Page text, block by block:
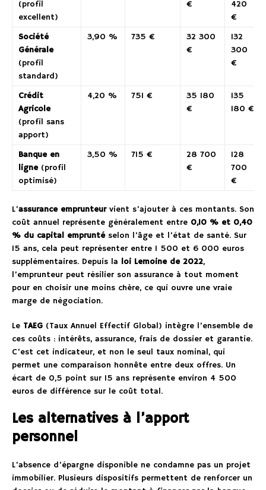
(profil
excellent)
€
420
€
Société
Générale
(profil
standard)
3,90 % 735 €
32 300
€
132
300
€
Crédit
Agricole
(profil sans
apport)
4,20 % 751 €
35 180
€
135
180 €
Banque en
ligne(profil
optimisé)
3,50 % 715 €
28 700
€
128
700
€
L’assurance emprunteurvient s’ajouter à ces montants. Son
coût annuel représente généralement entre 0,10 % et 0,40
% du capital empruntéselon l’âge et l’état de santé. Sur
15 ans, cela peut représenter entre 1 500 et 6 000 euros
supplémentaires. Depuis la loi Lemoine de 2022,
l’emprunteur peut résilier son assurance à tout moment
pour en choisir une moins chère, ce qui ouvre une vraie
marge de négociation.
Le TAEG (Taux Annuel Effectif Global) intègre l’ensemble de
ces coûts : intérêts, assurance, frais de dossier et garantie.
C’est cet indicateur, et non le seul taux nominal, qui
permet une comparaison honnête entre deux offres. Un
écart de 0,5 point sur 15 ans représente environ 4 500
euros de différence sur le coût total.
Les alternatives à l’apport
personnel
L’absence d’épargne disponible ne condamne pas un projet
immobilier. Plusieurs dispositifs permettent de renforcer un